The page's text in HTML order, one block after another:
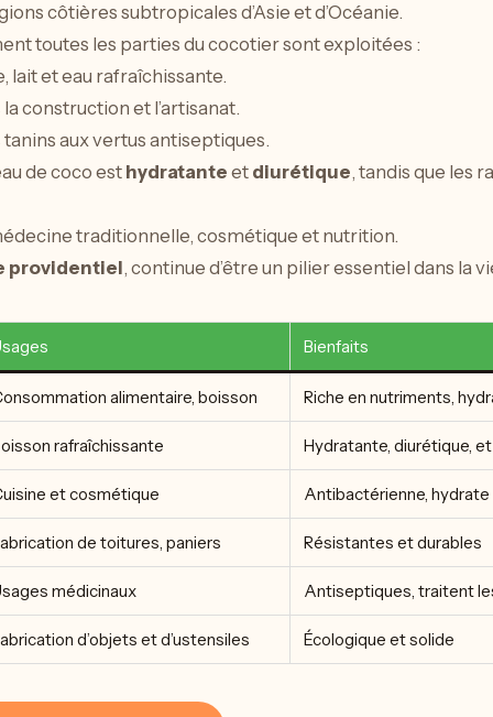
côtières subtropicales d’Asie et d’Océanie.
toutes les parties du cocotier sont exploitées :
lait et eau rafraîchissante.
construction et l’artisanat.
aux vertus antiseptiques.
de coco est hydratante et diurétique, tandis que les
traditionnelle, cosmétique et nutrition.
providentiel, continue d’être un pilier essentiel dans la
Bienfaits
alimentaire, boisson Riche en nutriments,
rafraîchissante Hydratante, diurétique,
et cosmétique Antibactérienne,
de toitures, paniers Résistantes et durables
médicinaux Antiseptiques, traitent
d’objets et d’ustensiles Écologique et solide